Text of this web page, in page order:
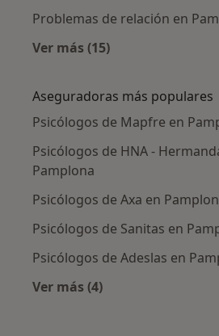
Problemas de relación en
Ver más (15)
Aseguradoras más populares
Psicólogos de Mapfre en
Psicólogos de HNA -
Pamplona
Psicólogos de Axa en
Psicólogos de Sanitas en
Psicólogos de Adeslas en
Ver más (4)